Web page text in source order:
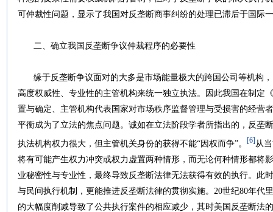
可仲裁性问题，显示了我国对反垄断商事纠纷的处理已滞后于国际
二、确立我国反垄断争议仲裁程序的必要性
缘于反垄断争议面对的大多是市场能量极大的跨国公司等机构
高度权威性、专业性的主管机构来统一独立执法。因此我国在制定
置与确定、主管机构代表国家对市场秩序监督管理与受损害的经营
平衡成为了立法的焦点问题。诚如在立法阶段学者所指出的，反垄
执法机构权力很大，但主管机关身份的获得不能“因权而争”。 [6] 从
将有可能产生权力冲突或权力虚置两种情形，而无论何种情形都将
业秘密性与专业性，最终导致反垄断法律无法获得有效的执行。此
与民间执行机制，更能推进反垄断法律的贯彻实施。20世纪80年代
的大幅度削减导致了公共执行案件的相应减少，其时美国反垄断法